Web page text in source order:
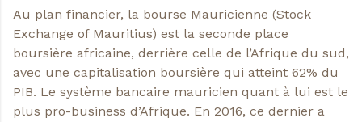
Au plan financier, la bourse Mauricienne (Stock
Exchange of Mauritius) est la seconde place
boursière africaine, derrière celle de l’Afrique du sud,
avec une capitalisation boursière qui atteint 62% du
PIB. Le système bancaire mauricien quant à lui est le
plus pro-business d’Afrique. En 2016, ce dernier a